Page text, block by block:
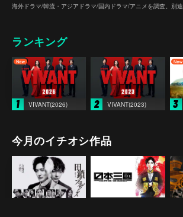
海外ドラマ/韓流・アジアドラマ/国内ドラマ/アニメを調査。別途
ランキング
1 VIVANT(2026) 2 VIVANT(2023) 3
今月のイチオシ作品